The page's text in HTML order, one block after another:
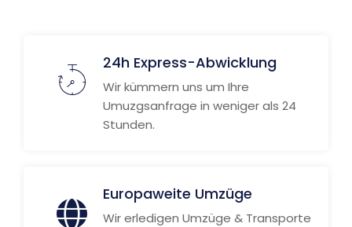
24h Express-Abwicklung
Wir kümmern uns um Ihre
Umuzgsanfrage in weniger als 24
Stunden.
Europaweite Umzüge
Wir erledigen Umzüge & Transporte